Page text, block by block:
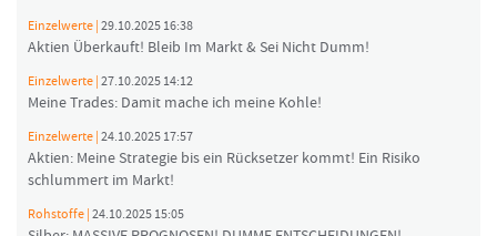
Einzelwerte | 29.10.2025 16:38
Aktien Überkauft! Bleib Im Markt & Sei Nicht Dumm!
Einzelwerte | 27.10.2025 14:12
Meine Trades: Damit mache ich meine Kohle!
Einzelwerte | 24.10.2025 17:57
Aktien: Meine Strategie bis ein Rücksetzer kommt! Ein Risiko
schlummert im Markt!
Rohstoffe | 24.10.2025 15:05